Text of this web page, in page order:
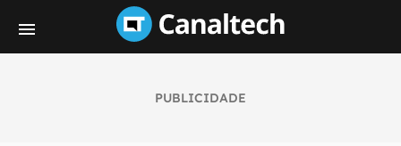
PUBLICIDADE